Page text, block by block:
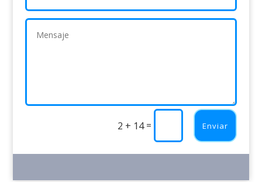
2 + 14= Enviar